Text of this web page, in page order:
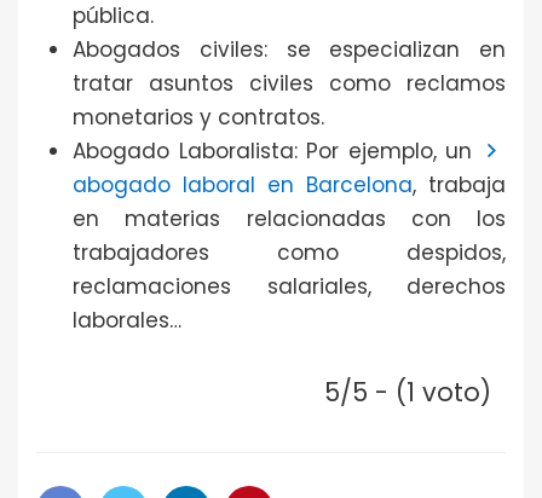
pública.
Abogados civiles: se especializan en
tratar asuntos civiles como reclamos
monetarios y contratos.
Abogado Laboralista: Por ejemplo, un
abogado laboral en Barcelona, trabaja
en materias relacionadas con los
trabajadores como despidos,
reclamaciones salariales, derechos
laborales…
5/5 - (1 voto)